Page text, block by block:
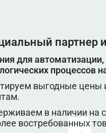
партнер
для
выгодные цены
в наличии на
востребованных